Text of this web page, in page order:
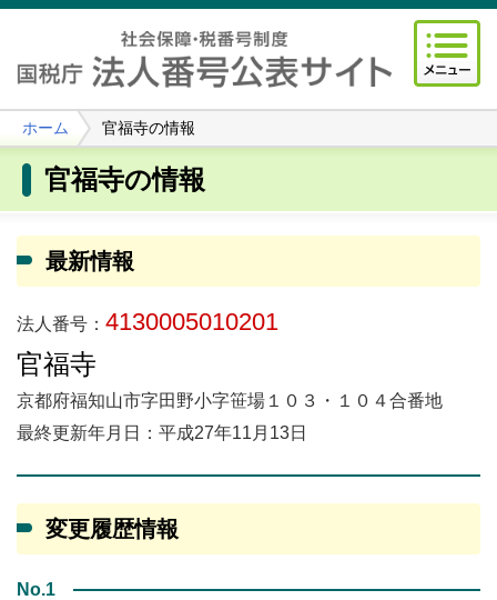
ホーム 官福寺の情報
官福寺の情報
最新情報
法人番号： 4130005010201
官福寺
京都府福知山市字田野小字笹場１０３・１０４合番地
最終更新年月日：平成27年11月13日
変更履歴情報
No.1